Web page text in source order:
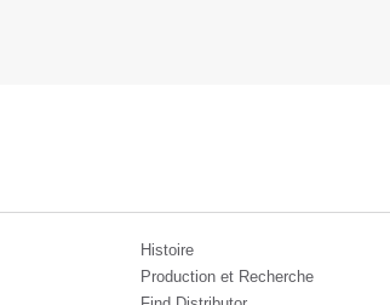
Histoire
Production et Recherche